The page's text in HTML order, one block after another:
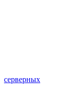
серверных